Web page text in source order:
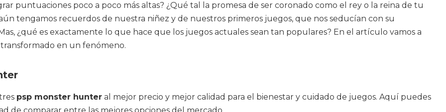
puntuaciones poco a poco más altas? ¿Qué tal la promesa de ser coronado como el rey o la reina de tu
tengamos recuerdos de nuestra niñez y de nuestros primeros juegos, que nos seducían con su
¿qué es exactamente lo que hace que los juegos actuales sean tan populares? En el artículo vamos a
en un fenómeno.
psp monster hunter al mejor precio y mejor calidad para el bienestar y cuidado de juegos. Aquí puedes